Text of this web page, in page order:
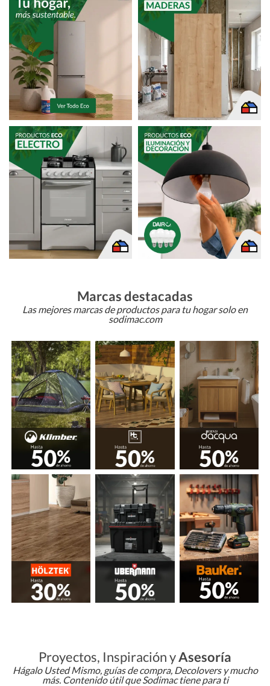
Marcas destacadas
Las mejores marcas de productos para tu hogar solo en
sodimac.com
Proyectos, Inspiración yAsesoría
Hágalo Usted Mismo, guías de compra, Decolovers y mucho
más. Contenido útil que Sodimac tiene para ti